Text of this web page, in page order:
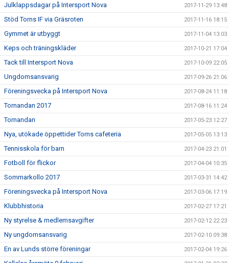
Julklappsdagar på Intersport Nova 2017-11-29 13:48
Stöd Torns IF via Gräsroten 2017-11-16 18:15
Gymmet är utbyggt 2017-11-04 13:03
Keps och träningskläder 2017-10-21 17:04
Tack till Intersport Nova 2017-10-09 22:05
Ungdomsansvarig 2017-09-26 21:06
Föreningsvecka på Intersport Nova 2017-08-24 11:18
Tornandan 2017 2017-08-16 11:24
Tornandan 2017-05-23 12:27
Nya, utökade öppettider Torns cafeteria 2017-05-05 13:13
Tennisskola för barn 2017-04-23 21:01
Fotboll för flickor 2017-04-04 10:35
Sommarkollo 2017 2017-03-31 14:42
Föreningsvecka på Intersport Nova 2017-03-06 17:19
Klubbhistoria 2017-02-27 17:21
Ny styrelse & medlemsavgifter 2017-02-12 22:23
Ny ungdomsansvarig 2017-02-10 09:38
En av Lunds större föreningar 2017-02-04 19:26